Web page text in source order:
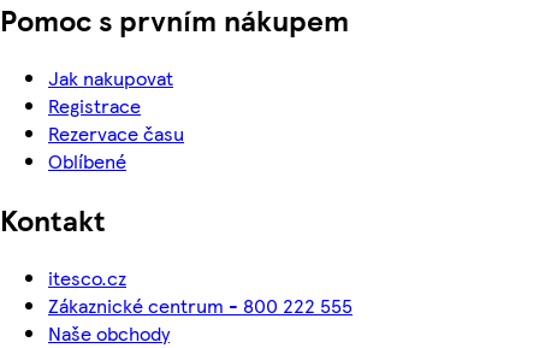
Pomoc s prvním nákupem
Jak nakupovat
Registrace
Rezervace času
Oblíbené
Kontakt
itesco.cz
Zákaznické centrum - 800 222 555
Naše obchody